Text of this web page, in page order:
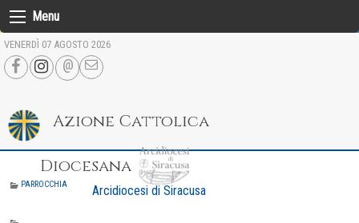
Skip
to
content
Menu
VENERDÌ 07 AGOSTO 2026
Azione Cattolica
Diocesana
Arcidiocesi di Siracusa
PARROCCHIA